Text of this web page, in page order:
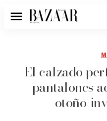
Menú
El calzado
pantalones
otoño-